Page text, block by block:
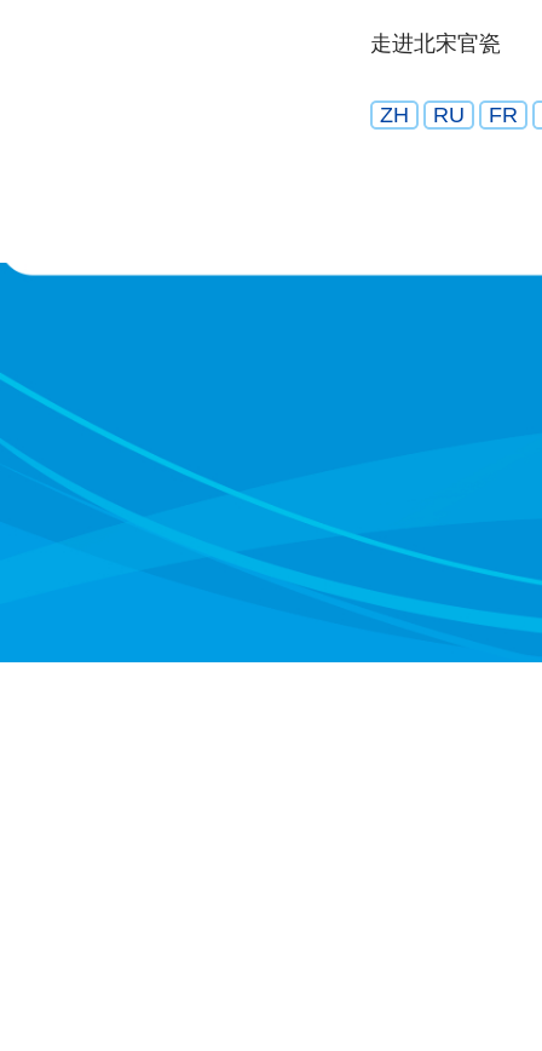
走进北宋官瓷
ZH RU FR